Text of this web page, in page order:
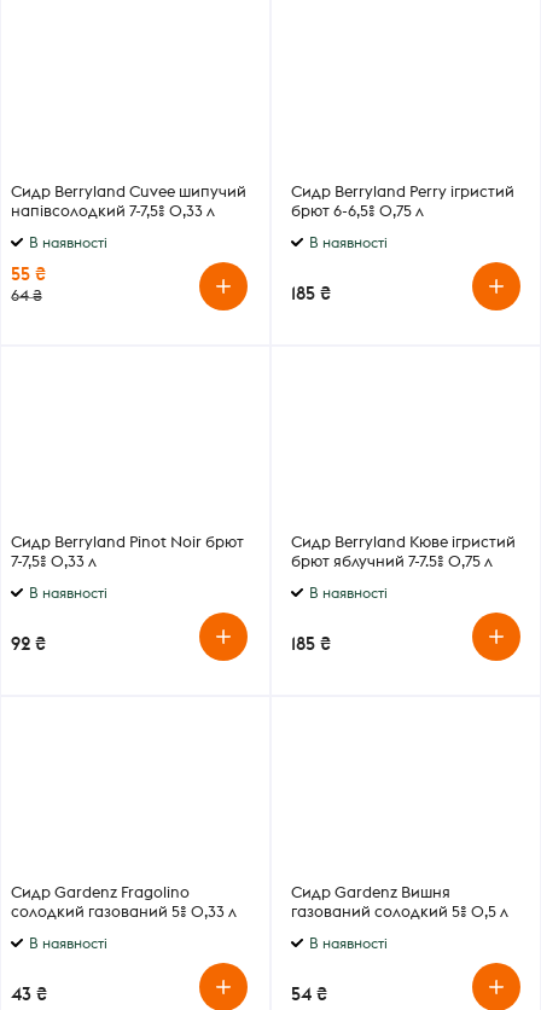
Сидр Berryland Cuvee шипучий
напівсолодкий 7-7,5% 0,33 л
В наявності
55 ₴
64 ₴
Сидр Berryland Perry ігристий
брют 6-6,5% 0,75 л
В наявності
185 ₴
Сидр Berryland Pinot Noir брют
7-7,5% 0,33 л
В наявності
92 ₴
Сидр Berryland Кюве ігристий
брют яблучний 7-7.5% 0,75 л
В наявності
185 ₴
Сидр Gardenz Fragolino
солодкий газований 5% 0,33 л
В наявності
43 ₴
Сидр Gardenz Вишня
газований солодкий 5% 0,5 л
В наявності
54 ₴